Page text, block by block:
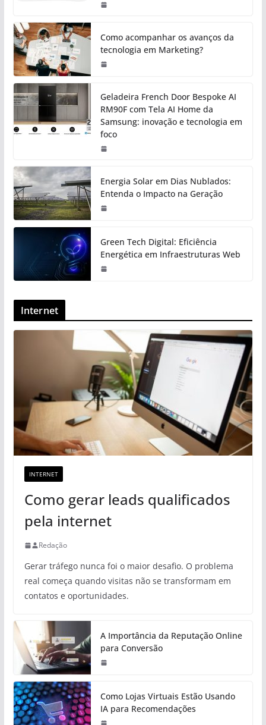
Como acompanhar os avanços da
tecnologia em Marketing?
Geladeira French Door Bespoke AI
RM90F com Tela AI Home da
Samsung: inovação e tecnologia em
foco
Energia Solar em Dias Nublados:
Entenda o Impacto na Geração
Green Tech Digital: Eficiência
Energética em Infraestruturas Web
Internet
INTERNET
Como gerar leads qualificados
pela internet
Redação
Gerar tráfego nunca foi o maior desafio. O problema
real começa quando visitas não se transformam em
contatos e oportunidades.
A Importância da Reputação Online
para Conversão
Como Lojas Virtuais Estão Usando
IA para Recomendações